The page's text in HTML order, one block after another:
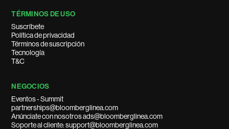
TÉRMINOS DE USO
Suscríbete
Política de privacidad
Términos de suscripción
Tecnología
T&C
NEGOCIOS
Eventos - Summit
partnerships@bloomberglinea.com
Anúnciate con nosotros ads@bloomberglinea.com
Soporte al cliente: support@bloomberglinea.com